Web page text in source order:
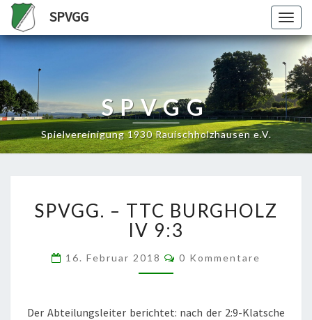
SPVGG
SPVGG
Spielvereinigung 1930 Rauischholzhausen e.V.
–
TTC
BURGHOLZ
IV
9:3
SPVGG. – TTC BURGHOLZ
IV 9:3
16. Februar 2018 Kommentare
0 Kommentare
Der Abteilungsleiter berichtet: nach der 2:9-Klatsche